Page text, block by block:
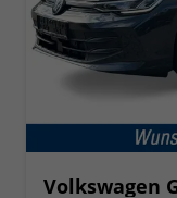
Volkswagen